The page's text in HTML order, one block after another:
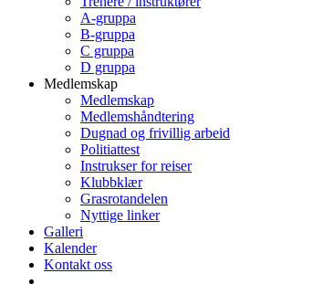
A-gruppa
B-gruppa
C gruppa
D gruppa
Medlemskap
Medlemskap
Medlemshåndtering
Dugnad og frivillig arbeid
Politiattest
Instrukser for reiser
Klubbklær
Grasrotandelen
Nyttige linker
Galleri
Kalender
Kontakt oss